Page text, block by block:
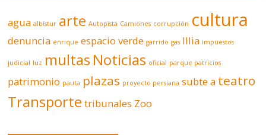
agua albistur arte Autopista Camiones corrupción cultura
denuncia enrique espacio verde garrido gas Illia impuestos
judicial luz multas Noticias oficial parque patricios
patrimonio pauta plazas proyecto persiana subte a teatro
Transporte tribunales Zoo